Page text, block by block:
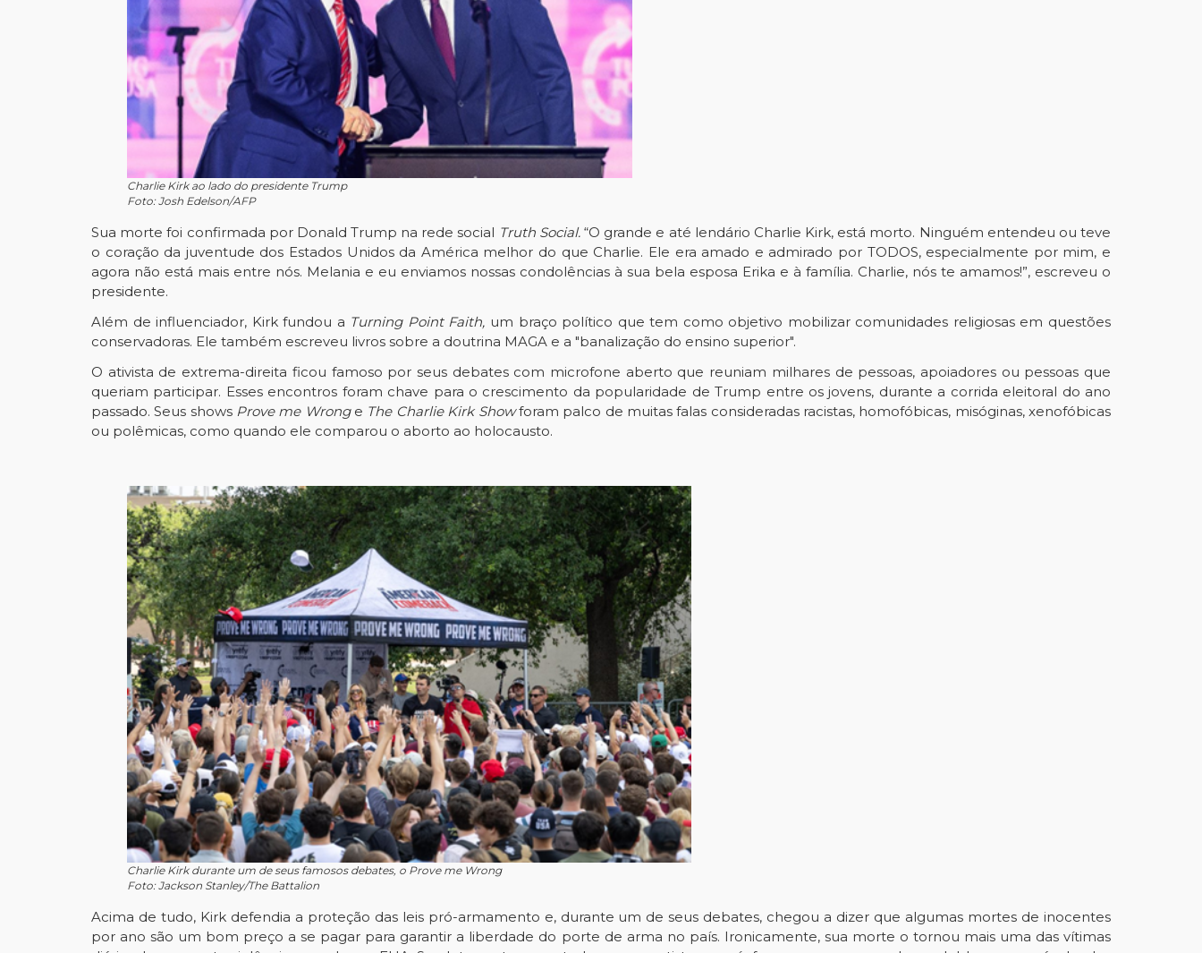
Charlie Kirk ao lado do presidente Trump
Foto: Josh Edelson/AFP
Sua morte foi confirmada por Donald Trump na rede social Truth Social.“O grande e até lendário Charlie Kirk, está morto. Ninguém entendeu ou teve
o coração da juventude dos Estados Unidos da América melhor do que Charlie. Ele era amado e admirado por TODOS, especialmente por mim, e
agora não está mais entre nós. Melania e eu enviamos nossas condolências à sua bela esposa Erika e à família. Charlie, nós te amamos!”, escreveu o
presidente.
Além de influenciador, Kirk fundou a Turning Point Faith, um braço político que tem como objetivo mobilizar comunidades religiosas em questões
conservadoras. Ele também escreveu livros sobre a doutrina MAGA e a "banalização do ensino superior".
O ativista de extrema-direita ficou famoso por seus debates com microfone aberto que reuniam milhares de pessoas, apoiadores ou pessoas que
queriam participar. Esses encontros foram chave para o crescimento da popularidade de Trump entre os jovens, durante a corrida eleitoral do ano
passado. Seus shows Prove me Wrong e The Charlie Kirk Showforam palco de muitas falas consideradas racistas, homofóbicas, misóginas, xenofóbicas
ou polêmicas, como quando ele comparou o aborto ao holocausto.
Charlie Kirk durante um de seus famosos debates, o Prove me Wrong
Foto: Jackson Stanley/The Battalion
Acima de tudo, Kirk defendia a proteção das leis pró-armamento e, durante um de seus debates, chegou a dizer que algumas mortes de inocentes
por ano são um bom preço a se pagar para garantir a liberdade do porte de arma no país. Ironicamente, sua morte o tornou mais uma das vítimas